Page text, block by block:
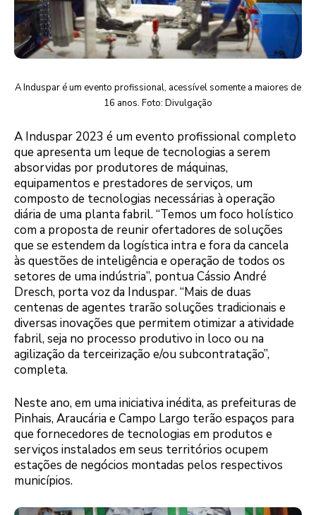
A Induspar é um evento profissional, acessível somente a maiores de
16 anos. Foto: Divulgação
A Induspar 2023 é um evento profissional completo
que apresenta um leque de tecnologias a serem
absorvidas por produtores de máquinas,
equipamentos e prestadores de serviços, um
composto de tecnologias necessárias à operação
diária de uma planta fabril. “Temos um foco holístico
com a proposta de reunir ofertadores de soluções
que se estendem da logística intra e fora da cancela
às questões de inteligência e operação de todos os
setores de uma indústria”, pontua Cássio André
Dresch, porta voz da Induspar. “Mais de duas
centenas de agentes trarão soluções tradicionais e
diversas inovações que permitem otimizar a atividade
fabril, seja no processo produtivo in loco ou na
agilização da terceirização e/ou subcontratação”,
completa.
Neste ano, em uma iniciativa inédita, as prefeituras de
Pinhais, Araucária e Campo Largo terão espaços para
que fornecedores de tecnologias em produtos e
serviços instalados em seus territórios ocupem
estações de negócios montadas pelos respectivos
municípios.